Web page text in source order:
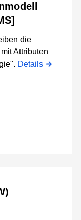
die
Attributen
Details